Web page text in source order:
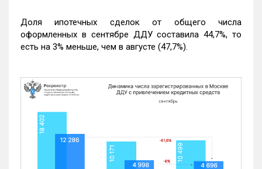
Доля ипотечных сделок от общего числа
оформленных в сентябре ДДУ составила 44,7%, то
есть на 3% меньше, чем в августе (47,7%).